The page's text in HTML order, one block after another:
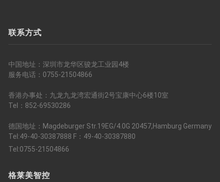
联系方式
中国地址：深圳市龙华区骏龙工业园4楼
服务电话：0755-21504866
香港办事处：九龙九龙湾宏通街2号宝康中心6楼10室
Tel：852-69530286
德国地址：Magdeburger Str.19EG/4.0G 20457,Hamburg Germany
Tel:49-40-30387888 F：49-40-30387880
Tel:0755-21504866
格莱美智控